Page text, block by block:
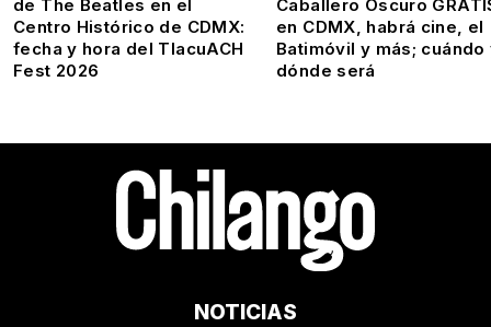
de The Beatles en el
Centro Histórico de CDMX:
fecha y hora del TlacuACH
Fest 2026
Caballero Oscuro
en CDMX, habrá cine, el
Batimóvil y más; cuándo
dónde será
NOTICIAS